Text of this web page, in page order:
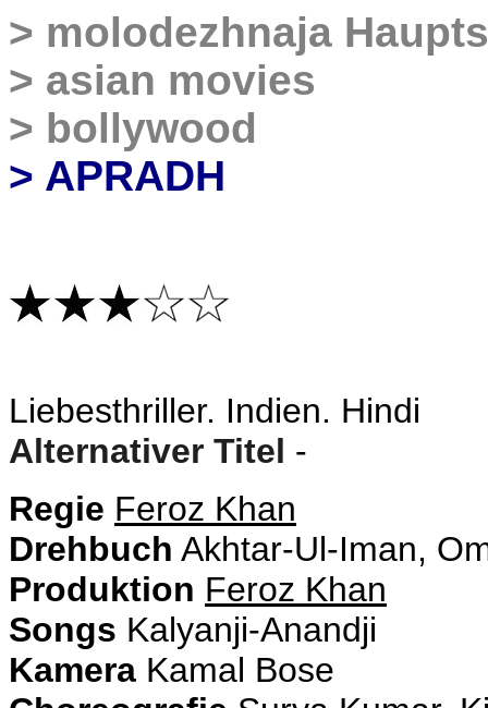
> molodezhnaja
> asian movies
> bollywood
> APRADH
Liebesthriller. Indien. Hindi
Alternativer Titel -
Regie Feroz Khan
Drehbuch Akhtar-Ul-Iman,
Produktion Feroz Khan
Songs Kalyanji-Anandji
Kamera Kamal Bose